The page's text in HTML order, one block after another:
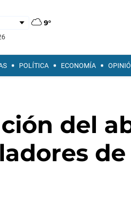
9°
POLÍTICA ECONOMÍA
del